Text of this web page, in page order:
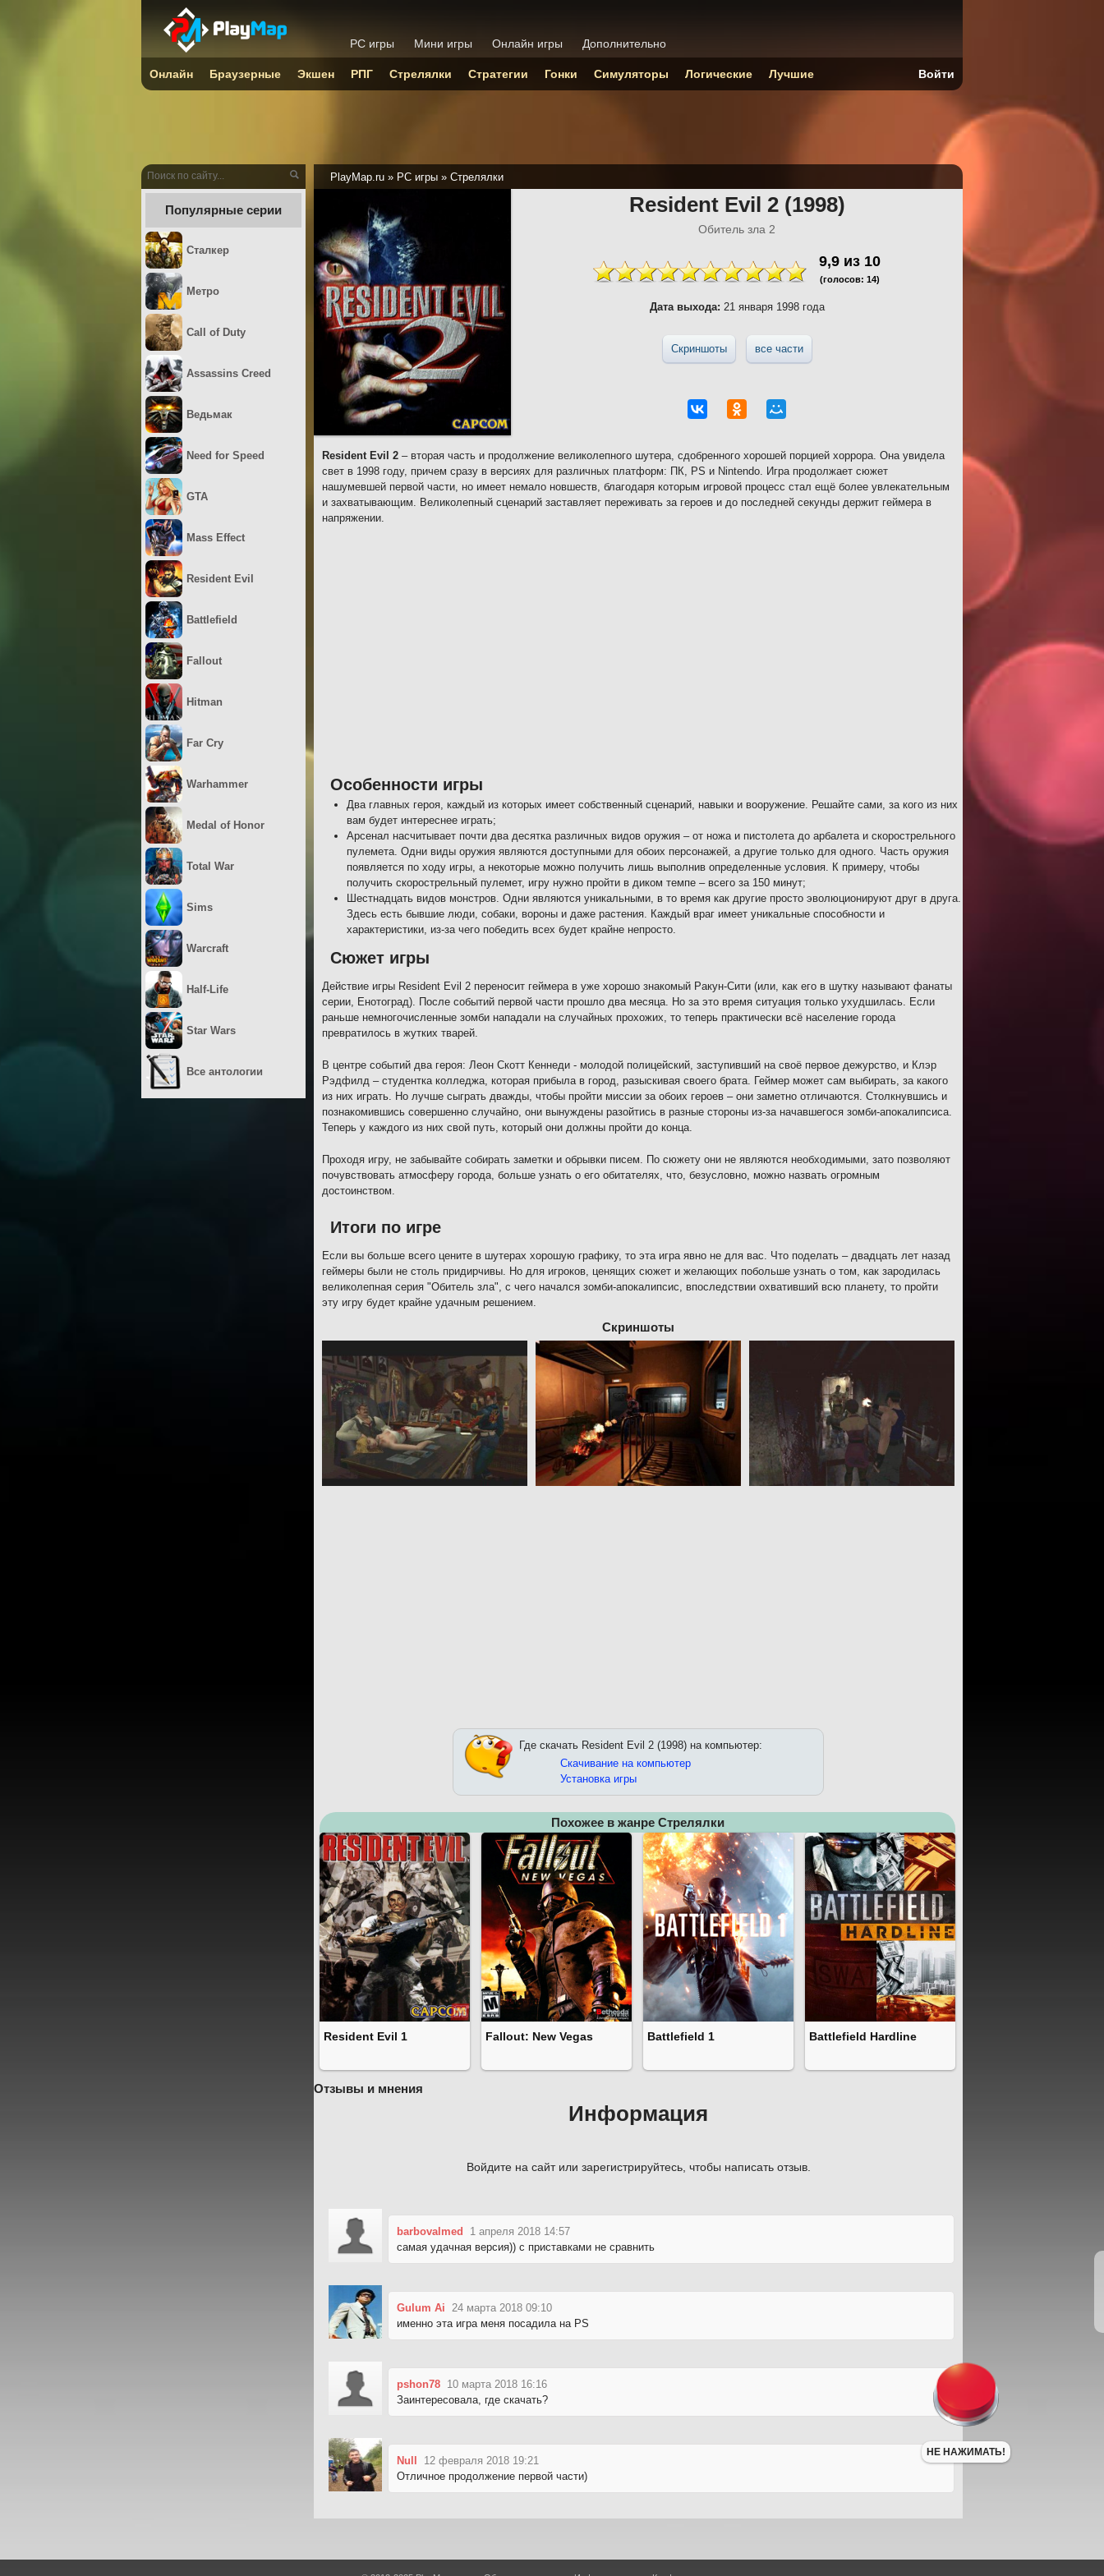
PlayMap.ru » PC игры » Стрелялки
Resident Evil 2 (1998)
Обитель зла 2
9,9 из 10
(голосов: 14)
Дата выхода: 21 января 1998 года
Скриншоты все части
Resident Evil 2 – вторая часть и продолжение великолепного шутера, сдобренного хорошей порцией хоррора. Она увидела
свет в 1998 году, причем сразу в версиях для различных платформ: ПК, PS и Nintendo. Игра продолжает сюжет
нашумевшей первой части, но имеет немало новшеств, благодаря которым игровой процесс стал ещё более увлекательным
и захватывающим. Великолепный сценарий заставляет переживать за героев и до последней секунды держит геймера в
напряжении.
Особенности игры
Два главных героя, каждый из которых имеет собственный сценарий, навыки и вооружение. Решайте сами, за кого из них
вам будет интереснее играть;
Арсенал насчитывает почти два десятка различных видов оружия – от ножа и пистолета до арбалета и скорострельного
пулемета. Одни виды оружия являются доступными для обоих персонажей, а другие только для одного. Часть оружия
появляется по ходу игры, а некоторые можно получить лишь выполнив определенные условия. К примеру, чтобы
получить скорострельный пулемет, игру нужно пройти в диком темпе – всего за 150 минут;
Шестнадцать видов монстров. Одни являются уникальными, в то время как другие просто эволюционируют друг в друга.
Здесь есть бывшие люди, собаки, вороны и даже растения. Каждый враг имеет уникальные способности и
характеристики, из-за чего победить всех будет крайне непросто.
Сюжет игры
Действие игры Resident Evil 2 переносит геймера в уже хорошо знакомый Ракун-Сити (или, как его в шутку называют фанаты
серии, Енотоград). После событий первой части прошло два месяца. Но за это время ситуация только ухудшилась. Если
раньше немногочисленные зомби нападали на случайных прохожих, то теперь практически всё население города
превратилось в жутких тварей.
В центре событий два героя: Леон Скотт Кеннеди - молодой полицейский, заступивший на своё первое дежурство, и Клэр
Рэдфилд – студентка колледжа, которая прибыла в город, разыскивая своего брата. Геймер может сам выбирать, за какого
из них играть. Но лучше сыграть дважды, чтобы пройти миссии за обоих героев – они заметно отличаются. Столкнувшись и
познакомившись совершенно случайно, они вынуждены разойтись в разные стороны из-за начавшегося зомби-апокалипсиса.
Теперь у каждого из них свой путь, который они должны пройти до конца.
Проходя игру, не забывайте собирать заметки и обрывки писем. По сюжету они не являются необходимыми, зато позволяют
почувствовать атмосферу города, больше узнать о его обитателях, что, безусловно, можно назвать огромным
достоинством.
Итоги по игре
Если вы больше всего цените в шутерах хорошую графику, то эта игра явно не для вас. Что поделать – двадцать лет назад
геймеры были не столь придирчивы. Но для игроков, ценящих сюжет и желающих побольше узнать о том, как зародилась
великолепная серия "Обитель зла", с чего начался зомби-апокалипсис, впоследствии охвативший всю планету, то пройти
эту игру будет крайне удачным решением.
Скриншоты
Где скачать Resident Evil 2 (1998) на компьютер:
Скачивание на компьютер
Установка игры
Похожее в жанре Стрелялки
Resident Evil 1 Fallout: New Vegas Battlefield 1 Battlefield Hardline
Отзывы и мнения
Информация
Войдите на сайт или зарегистрируйтесь, чтобы написать отзыв.
barbovalmed
1 апреля 2018 14:57
самая удачная версия)) с приставками не сравнить
Gulum Ai
24 марта 2018 09:10
именно эта игра меня посадила на PS
pshon78 10 марта 2018 16:16
Заинтересовала, где скачать?
Null
12 февраля 2018 19:21
Отличное продолжение первой части)
Популярные серии
Сталкер
Метро
Call of Duty
Assassins Creed
Ведьмак
Need for Speed
GTA
Mass Effect
Resident Evil
Battlefield
Fallout
Hitman
Far Cry
Warhammer
Medal of Honor
Total War
Sims
Warcraft
Half-Life
Star Wars
Все антологии
PC игры Мини игры Онлайн игры Дополнительно
Онлайн Браузерные Экшен РПГ Стрелялки Стратегии Гонки Симуляторы Логические Лучшие Войти
НЕ НАЖИМАТЬ!